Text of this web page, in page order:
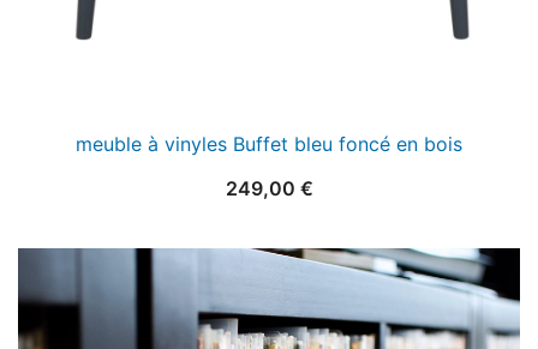
meuble à vinyles Buffet bleu foncé en bois
249,00 €